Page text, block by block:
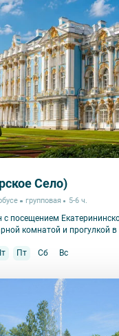
5500 руб. 00 коп.
Село)
групповая 5-6 ч.
посещением
комнатой и прогулкой в
Пт Сб Вс